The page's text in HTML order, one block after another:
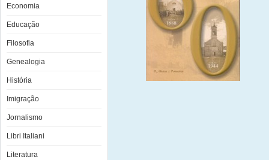
Economia
Educação
Filosofia
Genealogia
História
Imigração
Jornalismo
Libri Italiani
Literatura